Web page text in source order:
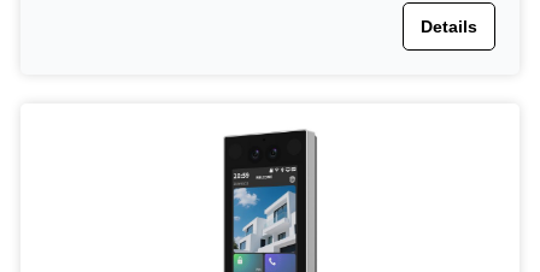
Details